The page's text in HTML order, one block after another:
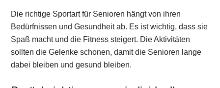
Die richtige Sportart für Senioren hängt von ihren
Bedürfnissen und Gesundheit ab. Es ist wichtig, dass sie
Spaß macht und die Fitness steigert. Die Aktivitäten
sollten die Gelenke schonen, damit die Senioren lange
dabei bleiben und gesund bleiben.